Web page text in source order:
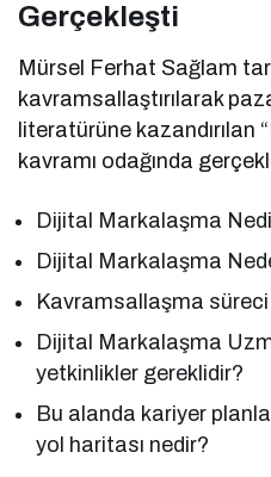
Gerçekleşti
Mürsel Ferhat Sağlam
kavramsallaştırılarak
literatürüne kazandırılan
kavramı odağında
Dijital Markalaşma
Dijital Markalaşma
Kavramsallaşma
Dijital Markalaşma
yetkinlikler gereklidir?
Bu alanda kariyer
yol haritası nedir?